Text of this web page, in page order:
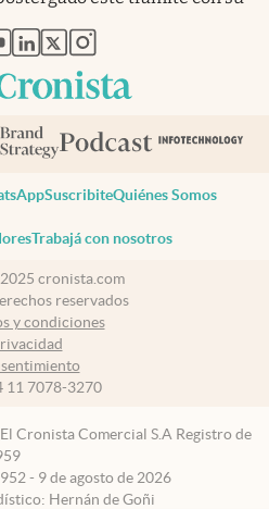
en nueva pestaña
abre en nueva pestaña
abre en nueva pestaña
abre en nueva pestaña
abre en nueva pestaña
SuscribiteQuiénes Somos
Trabajá con nosotros
cronista.com
reservados
y condiciones
11 7078-3270
Cronista Comercial S.A Registro de
- 9 de agosto de 2026
Hernán de Goñi